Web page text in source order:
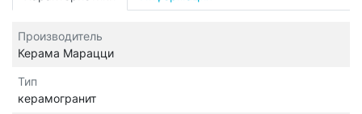
Производитель
Керама Марацци
Тип
керамогранит